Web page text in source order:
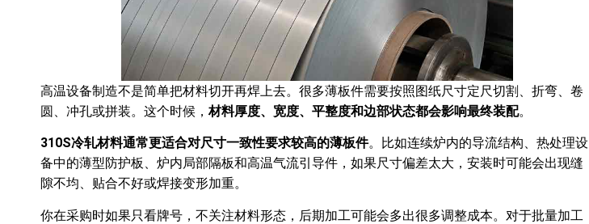
高温设备制造不是简单把材料切开再焊上去。很多薄板件需要按照图纸尺寸定尺切割、折弯、卷
圆、冲孔或拼装。这个时候，材料厚度、宽度、平整度和边部状态都会影响最终装配。
310S冷轧材料通常更适合对尺寸一致性要求较高的薄板件。比如连续炉内的导流结构、热处理设
备中的薄型防护板、炉内局部隔板和高温气流引导件，如果尺寸偏差太大，安装时可能会出现缝
隙不均、贴合不好或焊接变形加重。
你在采购时如果只看牌号，不关注材料形态，后期加工可能会多出很多调整成本。对于批量加工